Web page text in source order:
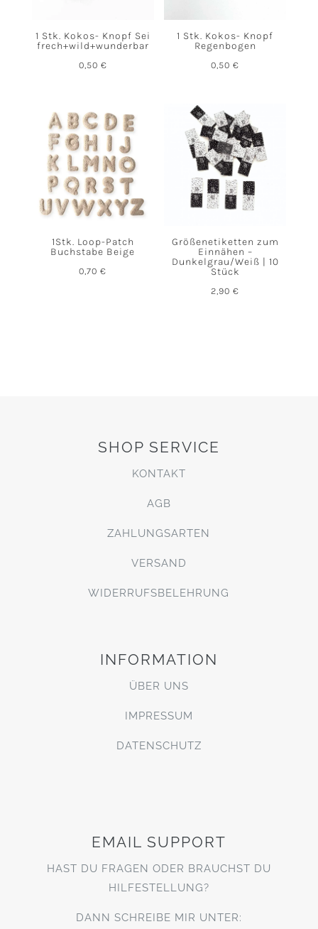
1 Stk. Kokos- Knopf Sei
frech+wild+wunderbar
0,50 €
1 Stk. Kokos- Knopf
Regenbogen
0,50€
1Stk. Loop-Patch
Buchstabe Beige
0,70€
Größenetiketten zum
Einnähen –
Dunkelgrau/Weiß | 10
Stück
2,90€
SHOP SERVICE
KONTAKT
AGB
ZAHLUNGSARTEN
VERSAND
WIDERRUFSBELEHRUNG
INFORMATION
ÜBER UNS
IMPRESSUM
DATENSCHUTZ
EMAIL SUPPORT
HAST DU FRAGEN ODER BRAUCHST DU
HILFESTELLUNG?
DANN SCHREIBE MIR UNTER: